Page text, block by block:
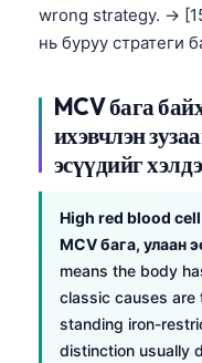
wrong strategy. →
нь буруу стратеги
MCV бага
ихэвчлэн
эсүүдийг
High red blood
MCV бага, улаан
means the body
classic causes are
standing iron-
distinction usually
ဗမာစာ
ភាសាខ្មែរ
Kiswahili
አማርኛ
O‘zbekcha
Suomi
Hrvatski